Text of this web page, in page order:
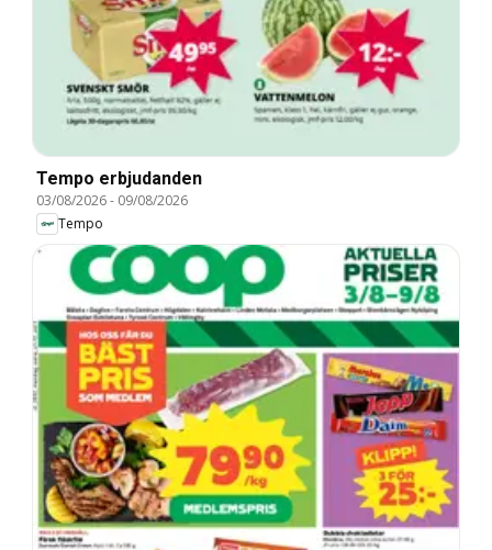
Tempo erbjudanden
03/08/2026- 09/08/2026
Tempo